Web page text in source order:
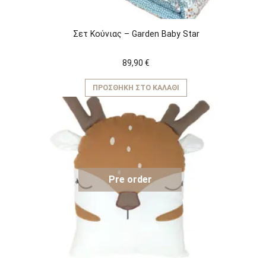
Σετ Κούνιας – Garden Baby Star
89,90 €
ΠΡΟΣΘΉΚΗ ΣΤΟ ΚΑΛΆΘΙ
Pre order